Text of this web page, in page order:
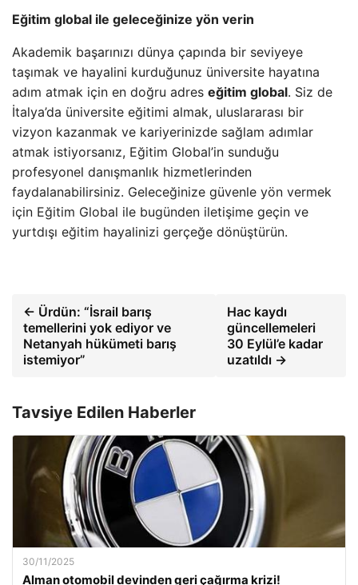
Eğitim global ile geleceğinize yön verin
Akademik başarınızı dünya çapında bir seviyeye
taşımak ve hayalini kurduğunuz üniversite hayatına
adım atmak için en doğru adres eğitim global. Siz de
İtalya’da üniversite eğitimi almak, uluslararası bir
vizyon kazanmak ve kariyerinizde sağlam adımlar
atmak istiyorsanız, Eğitim Global’in sunduğu
profesyonel danışmanlık hizmetlerinden
faydalanabilirsiniz. Geleceğinize güvenle yön vermek
için Eğitim Global ile bugünden iletişime geçin ve
yurtdışı eğitim hayalinizi gerçeğe dönüştürün.
← Ürdün: “İsrail barış
temellerini yok ediyor ve
Netanyah hükümeti barış
istemiyor”
Hac kaydı
güncellemeleri
30 Eylül’e kadar
uzatıldı →
Tavsiye Edilen Haberler
30/11/2025
Alman otomobil devinden geri çağırma krizi!